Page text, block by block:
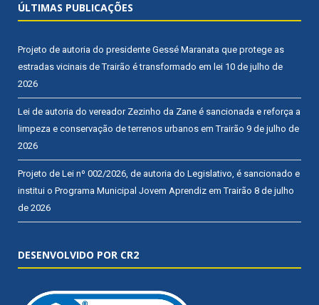
ÚLTIMAS PUBLICAÇÕES
Projeto de autoria do presidente Gessé Maranata que protege as
estradas vicinais de Trairão é transformado em lei 10 de julho de
2026
Lei de autoria do vereador Zezinho da Zane é sancionada e reforça a
limpeza e conservação de terrenos urbanos em Trairão 9 de julho de
2026
Projeto de Lei nº 002/2026, de autoria do Legislativo, é sancionado e
institui o Programa Municipal Jovem Aprendiz em Trairão 8 de julho
de 2026
DESENVOLVIDO POR CR2